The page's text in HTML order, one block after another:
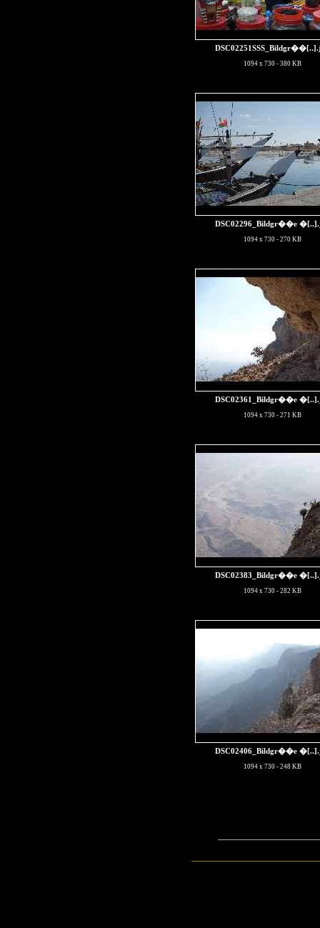
DSC02251SSS_Bildgr��[..]
1094 x 730 - 380 KB
DSC02296_Bildgr��e �[..]
1094 x 730 - 270 KB
DSC02361_Bildgr��e �[..]
1094 x 730 - 271 KB
DSC02383_Bildgr��e �[..]
1094 x 730 - 282 KB
DSC02406_Bildgr��e �[..]
1094 x 730 - 248 KB